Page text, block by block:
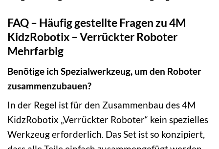
FAQ – Häufig gestellte Fragen zu 4M
KidzRobotix – Verrückter Roboter
Mehrfarbig
Benötige ich Spezialwerkzeug, um den Roboter
zusammenzubauen?
In der Regel ist für den Zusammenbau des 4M
KidzRobotix „Verrückter Roboter“ kein spezielles
Werkzeug erforderlich. Das Set ist so konzipiert,